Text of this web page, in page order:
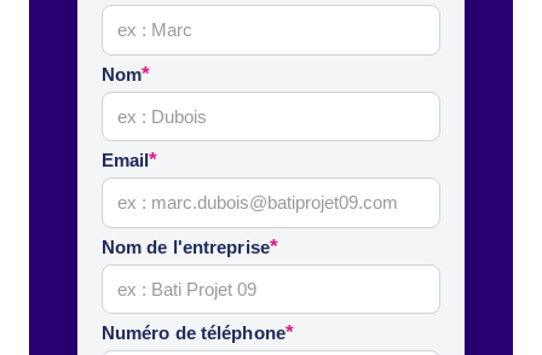
*
Nom
*
Email
*
Nom de l'entreprise
*
Numéro de téléphone